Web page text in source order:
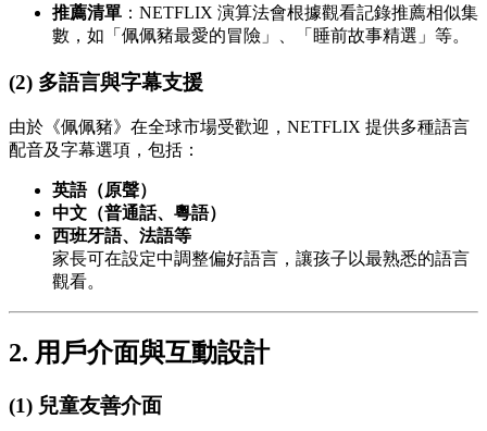
推薦清單 ：NETFLIX 演算法會根據觀看記錄推薦相似集
數，如「佩佩豬最愛的冒險」、「睡前故事精選」等。
(2) 多語言與字幕支援
由於《佩佩豬》在全球市場受歡迎，NETFLIX 提供多種語言
配音及字幕選項，包括：
英語（原聲）
中文（普通話、粵語）
西班牙語、法語等
家長可在設定中調整偏好語言，讓孩子以最熟悉的語言
觀看。
2. 用戶介面與互動設計
(1) 兒童友善介面